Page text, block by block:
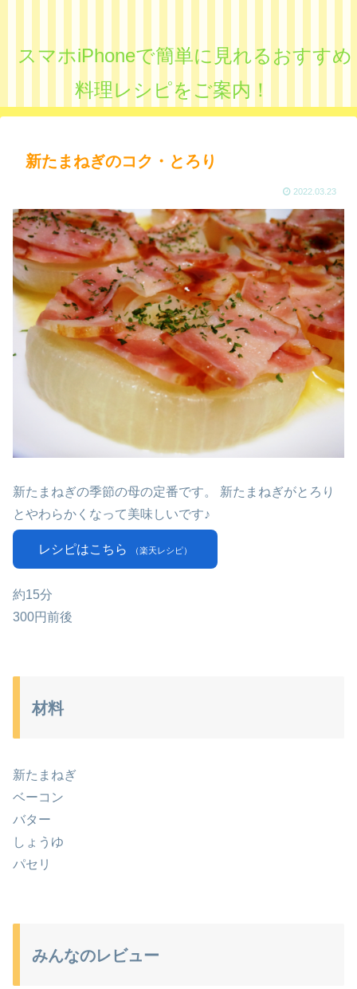
スマホiPhoneで簡単に見れるおすすめ
料理レシピをご案内！
新たまねぎのコク・とろり
2022.03.23
新たまねぎの季節の母の定番です。 新たまねぎがとろり
とやわらかくなって美味しいです♪
レシピはこちら （楽天レシピ）
約15分
300円前後
材料
新たまねぎ
ベーコン
バター
しょうゆ
パセリ
みんなのレビュー